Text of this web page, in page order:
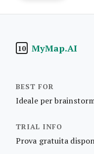
10 MyMap.AI
Ideale per
Prova gratuita